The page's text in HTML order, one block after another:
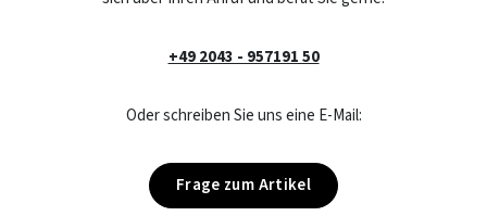
+49 2043 - 957191 50
Oder schreiben Sie uns eine E-Mail:
Frage zum Artikel